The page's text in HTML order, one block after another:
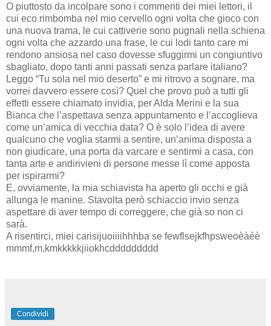
O piuttosto da incolpare sono i commenti dei miei lettori, il
cui eco rimbomba nel mio cervello ogni volta che gioco con
una nuova trama, le cui cattiverie sono pugnali nella schiena
ogni volta che azzardo una frase, le cui lodi tanto care mi
rendono ansiosa nel caso dovesse sfuggirmi un congiuntivo
sbagliato, dopo tanti anni passati senza parlare italiano?
Leggo “Tu sola nel mio deserto” e mi ritrovo a sognare, ma
vorrei davvero essere così? Quel che provo può a tutti gli
effetti essere chiamato invidia, per Alda Merini e la sua
Bianca che l’aspettava senza appuntamento e l’accoglieva
come un’amica di vecchia data? O è solo l’idea di avere
qualcuno che voglia starmi a sentire, un’anima disposta a
non giudicare, una porta da varcare e sentirmi a casa, con
tanta arte e andirivieni di persone messe lì come apposta
per ispirarmi?
E, ovviamente, la mia schiavista ha aperto gli occhi e già
allunga le manine. Stavolta però schiaccio invio senza
aspettare di aver tempo di correggere, che già so non ci
sarà.
A risentirci, miei carisijuoiiiihhhba se fewflsejkfhpsweoèàèè
mmmf,m,kmkkkkkjiiokhcddddddddd
Condividi